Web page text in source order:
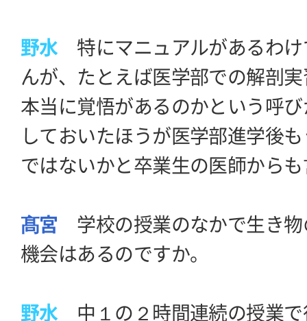
野水 特にマニュアルがあるわけ
んが、たとえば医学部での解剖
本当に覚悟があるのかという呼
しておいたほうが医学部進学後
ではないかと卒業生の医師から
髙宮 学校の授業のなかで生き物
機会はあるのですか。
野水 中１の２時間連続の授業で